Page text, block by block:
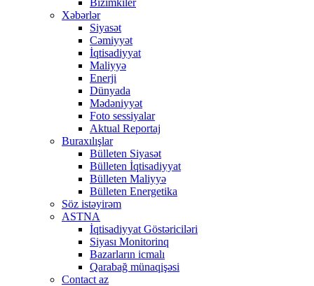
Bizimkiler
Xəbərlər
Siyasət
Cəmiyyət
İqtisadiyyat
Maliyyə
Enerji
Dünyada
Mədəniyyət
Foto sessiyalar
Aktual Reportaj
Buraxılışlar
Bülleten Siyasət
Bülleten İqtisadiyyat
Bülleten Maliyyə
Bülleten Energetika
Söz istəyirəm
ASTNA
İqtisadiyyat Göstəriciləri
Siyası Monitorinq
Bazarların icmalı
Qarabağ münaqişəsi
Contact az